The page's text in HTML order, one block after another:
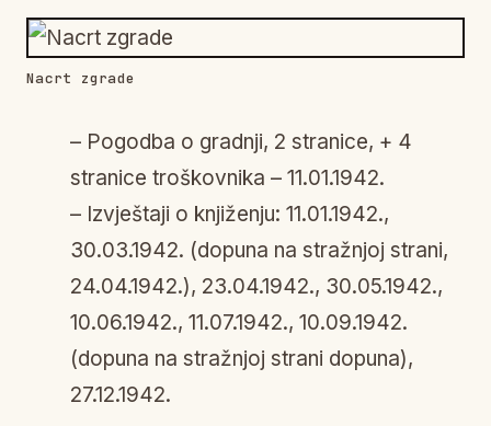
Nacrt zgrade
– Pogodba o gradnji, 2 stranice, + 4
stranice troškovnika – 11.01.1942.
– Izvještaji o knjiženju: 11.01.1942.,
30.03.1942. (dopuna na stražnjoj strani,
24.04.1942.), 23.04.1942., 30.05.1942.,
10.06.1942., 11.07.1942., 10.09.1942.
(dopuna na stražnjoj strani dopuna),
27.12.1942.